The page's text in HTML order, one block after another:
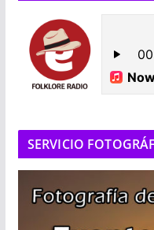
SERVICIO